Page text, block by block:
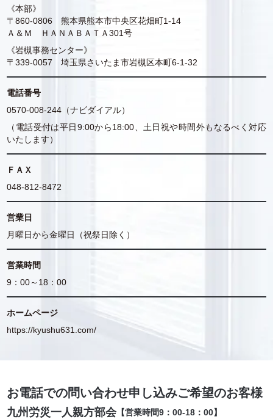
《本部》
〒860-0806 熊本県熊本市中央区花畑町1-14
Ａ＆Ｍ ＨＡＮＡＢＡＴＡ301号
《岩槻事務センター》
〒339-0057 埼玉県さいたま市岩槻区本町6-1-32
電話番号
0570-008-244（ナビダイアル）
（電話受付は平日9:00から18:00、土日祝や時間外もなるべく対応
いたします）
ＦＡＸ
048-812-8472
営業日
月曜日から金曜日（祝祭日除く）
営業時間
9：00～18：00
ホームページ
https://kyushu631.com/
お電話での問い合わせ申し込みご希望のお客様
九州労災一人親方部会【営業時間9：00-18：00】